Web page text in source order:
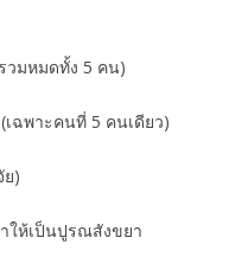
วมหมดทั้ง 5 คน)
เฉพาะคนที่ 5 คนเดียว)
ย)
ให้เป็นปูรณสังขยา